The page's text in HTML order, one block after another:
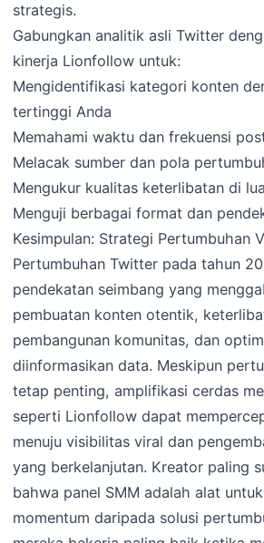
strategis.
Gabungkan analitik asli Twitter
kinerja Lionfollow untuk:
Mengidentifikasi kategori konten
tertinggi Anda
Memahami waktu dan frekuensi
Melacak sumber dan pola
Mengukur kualitas keterlibatan di
Menguji berbagai format dan
Kesimpulan: Strategi Pertumbuhan
Pertumbuhan Twitter pada tahun
pendekatan seimbang yang
pembuatan konten otentik,
pembangunan komunitas, dan
diinformasikan data. Meskipun
tetap penting, amplifikasi cerdas
seperti Lionfollow dapat
menuju visibilitas viral dan
yang berkelanjutan. Kreator paling
bahwa panel SMM adalah alat
momentum daripada solusi